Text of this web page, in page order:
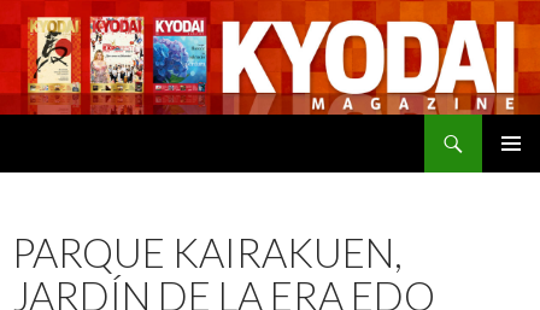
PARQUE KAIRAKUEN,
JARDÍN DE LA ERA EDO